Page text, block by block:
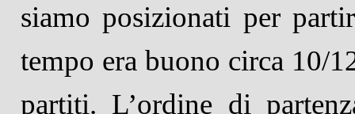
siamo posizionati per
tempo era buono circa 10/
partiti. L’ordine di